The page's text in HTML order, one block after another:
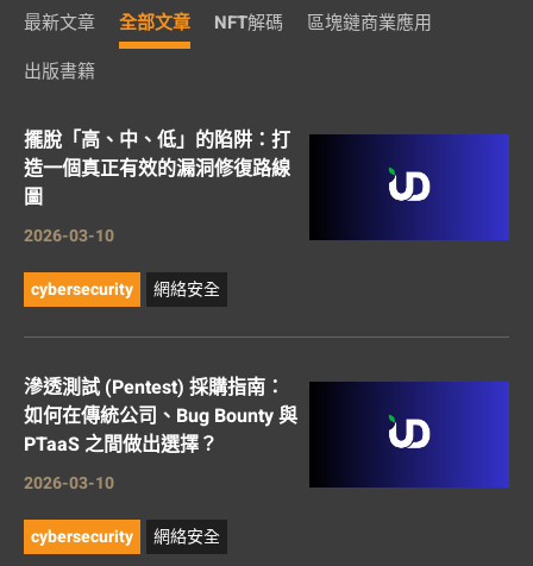
最新文章 全部文章 NFT解碼
區塊鏈商業應用
出版書籍
擺脫「高、中、低」的陷阱：打
造一個真正有效的漏洞修復路線
圖
2026-03-10
cybersecurity 網絡安全
滲透測試 (Pentest) 採購指南：
如何在傳統公司、Bug Bounty 與
PTaaS 之間做出選擇？
2026-03-10
cybersecurity 網絡安全